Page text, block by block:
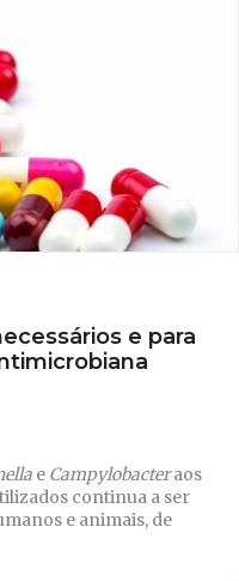
e para
e Campylobacteraos
continua a ser
e animais, de